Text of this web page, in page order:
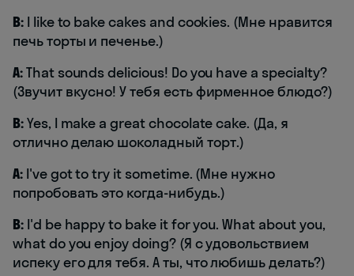
B:I like to bake cakes and cookies. (Мне нравится
печь торты и печенье.)
A:That sounds delicious! Do you have a specialty?
(Звучит вкусно! У тебя есть фирменное блюдо?)
B:Yes, I make a great chocolate cake. (Да, я
отлично делаю шоколадный торт.)
A:I've got to try it sometime. (Мне нужно
попробовать это когда-нибудь.)
B:I'd be happy to bake it for you. What about you,
what do you enjoy doing? (Я с удовольствием
испеку его для тебя. А ты, что любишь делать?)